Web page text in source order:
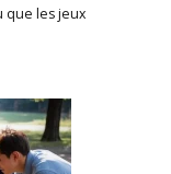
que les jeux